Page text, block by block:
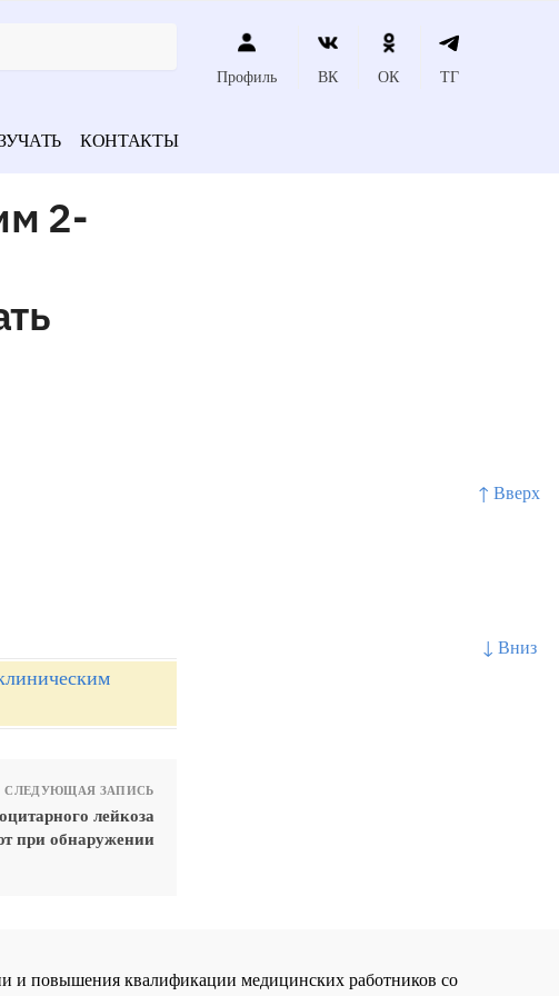
↑ Вверх
↓ Вниз
Профиль ВК ОК ТГ
КОНТАКТЫ
2-
СЛЕДУЮЩАЯ ЗАПИСЬ
лейкоза
при обнаружении
и повышения квалификации медицинских работников со